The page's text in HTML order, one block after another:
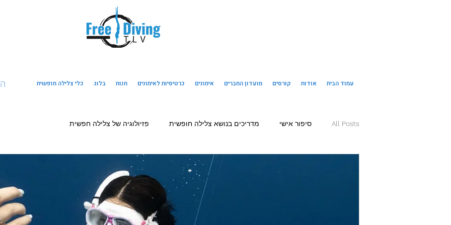
עמוד הבית אודות קורסים מועדון החברים אימונים כרטיסיות לאימונים חנות בלוג כלי צלילה חופשית
All Posts סיפור אישי מדריכים בנושא צלילה חופשית פזיולוגיה של צלילה חפשית